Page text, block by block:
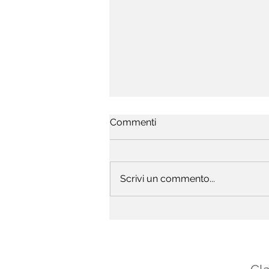
Bill Fay
Commenti
Scrivi un commento...